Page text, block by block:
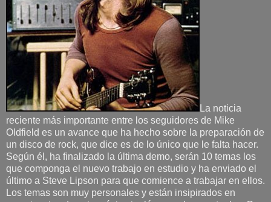
La noticia
reciente más importante entre los seguidores de Mike
Oldfield es un avance que ha hecho sobre la preparación de
un disco de rock, que dice es de lo único que le falta hacer.
Según él, ha finalizado la última demo, serán 10 temas los
que componga el nuevo trabajo en estudio y ha enviado el
último a Steve Lipson para que comience a trabajar en ellos.
Los temas son muy personales y están insipirados en